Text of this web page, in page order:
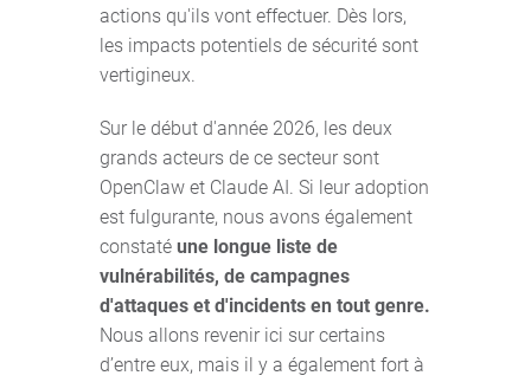
actions qu'ils vont effectuer. Dès lors,
les impacts potentiels de sécurité sont
vertigineux.
Sur le début d'année 2026, les deux
grands acteurs de ce secteur sont
OpenClaw et Claude AI. Si leur adoption
est fulgurante, nous avons également
constaté une longue liste de
vulnérabilités, de campagnes
d'attaques et d'incidents en tout genre.
Nous allons revenir ici sur certains
d’entre eux, mais il y a également fort à